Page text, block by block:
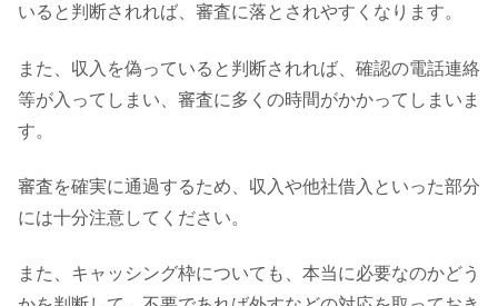
いると判断されれば、審査に落とされやすくなります。
また、収入を偽っていると判断されれば、確認の電話連絡
等が入ってしまい、審査に多くの時間がかかってしまいま
す。
審査を確実に通過するため、収入や他社借入といった部分
には十分注意してください。
また、キャッシング枠についても、本当に必要なのかどう